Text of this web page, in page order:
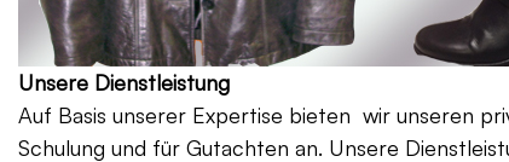
Unsere Dienstleistung
Auf Basis unserer Expertise bieten wir unseren
Schulung und für Gutachten an. Unsere